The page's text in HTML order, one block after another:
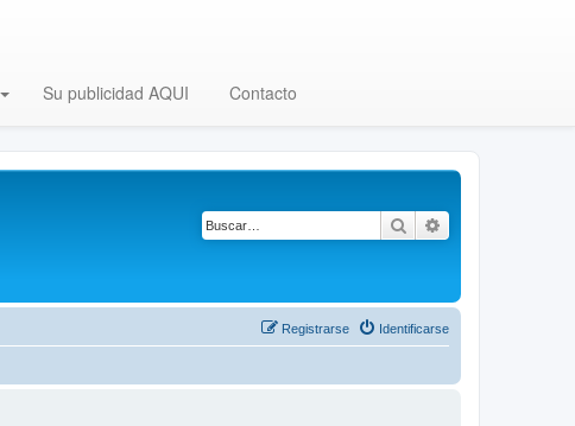
Su publicidad AQUI Contacto
Buscar
Identificarse
Registrarse